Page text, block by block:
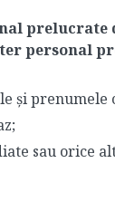
prelucrate
personal
și
sau orice